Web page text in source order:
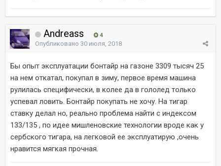
Andreass 4
Опубликовано 30 июля, 2018
Бы опыт эксплуатации бонтайр на газоне 3309 тысяч 25
на нем откатал, покупал в зиму, первое время машина
рулилась специфически, в колее да в гололед только
успевал ловить. Бонтайр покупать не хочу. На тигар
ставку делал но, реально проблема найти с индексом
133/135 , по идее мишленовские технологии вроде как у
сербского тигара, на легковой ее эксплуатирую ,очень
нравится мягкая прочная.